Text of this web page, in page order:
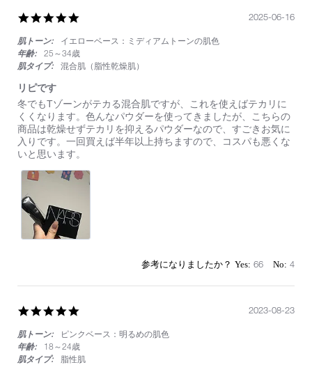
rating
肌トーン:
イエローベース：ミディアムトーンの肌色
年齢:
25～34歳
肌タイプ:
混合肌（脂性乾燥肌）
リピです
Review
by
on
16
Jun
2025
review
stating
リ
ピ
で
す
冬でもTゾーンがテカる混合肌ですが、これを使えばテカリに
くくなります。色んなパウダーを使ってきましたが、こちらの
商品は乾燥せずテカリを抑えるパウダーなので、すごきお気に
入りです。一回買えば半年以上持ちますので、コスパも悪くな
いと思います。
2025-06-16
66 4
rating
肌トーン:
ピンクベース：明るめの肌色
年齢:
18～24歳
肌タイプ:
脂性肌
2023-08-23